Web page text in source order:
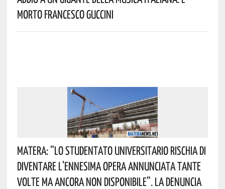
Morto Francesco Guccini
Matera: “Lo Studentato Universitario Rischia Di
Diventare L’ennesima Opera Annunciata Tante
Volte Ma Ancora Non Disponibile”. La Denuncia